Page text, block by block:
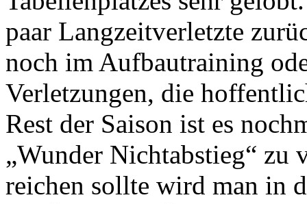
paar Langzeitverletzte
noch im Aufbautraining
Verletzungen, die
Rest der Saison ist es
„Wunder Nichtabstieg“ zu
reichen sollte wird man in